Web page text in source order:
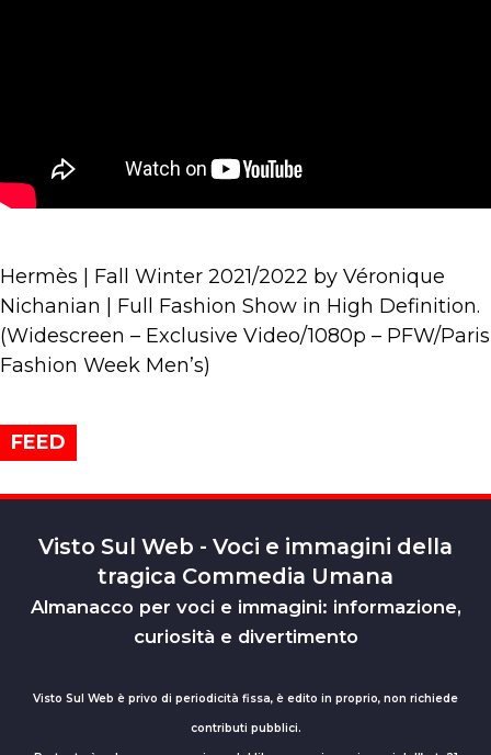
Hermès | Fall Winter 2021/2022 by Véronique
Nichanian | Full Fashion Show in High Definition.
(Widescreen – Exclusive Video/1080p – PFW/Paris
Fashion Week Men’s)
FEED
Visto Sul Web - Voci e immagini della
tragica Commedia Umana
Almanacco per voci e immagini: informazione,
curiosità e divertimento
Visto Sul Web è privo di periodicità fissa, è edito in proprio, non richiede
contributi pubblici.